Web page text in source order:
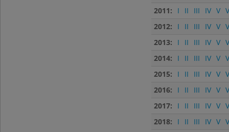
2011:
I II III IV V
2012:
I II III IV V
2013:
I II III IV V
2014:
I II III IV V
2015:
I II III IV V
2016:
I II III IV V
2017:
I II III IV V
2018:
I II III IV V